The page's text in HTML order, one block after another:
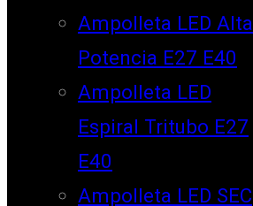
Ampolleta LED Alta
Potencia E27 E40
Ampolleta LED
Espiral Tritubo E27
E40
Ampolleta LED SEC